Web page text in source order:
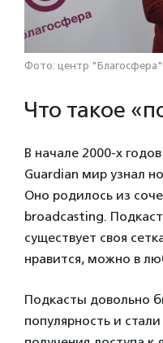
Фото: центр "Благосфера"
Что такое
В начале 2000-х
Guardian мир узнал
Оно родилось из
broadcasting.
существует своя
нравится, можно в
Подкасты довольно
популярность и